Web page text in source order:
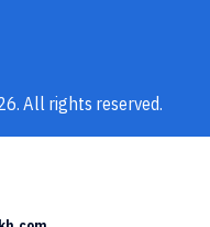
All rights reserved.